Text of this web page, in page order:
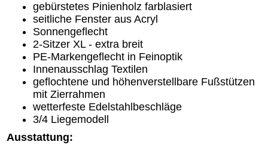
gebürstetes Pinienholz farblasiert
seitliche Fenster aus Acryl
Sonnengeflecht
2-Sitzer XL - extra breit
PE-Markengeflecht in Feinoptik
Innenausschlag Textilen
geflochtene und höhenverstellbare Fußstützen
mit Zierrahmen
wetterfeste Edelstahlbeschläge
3/4 Liegemodell
Ausstattung: